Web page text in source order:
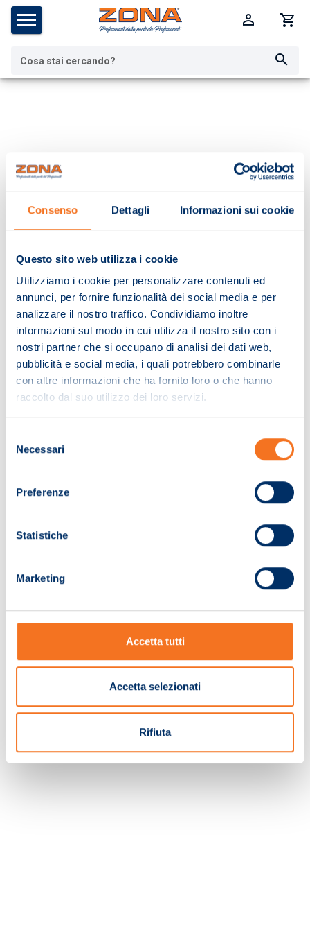
Consenso Dettagli Informazioni sui cookie
Questo sito web utilizza i cookie
Utilizziamo i cookie per personalizzare contenuti ed
annunci, per fornire funzionalità dei social media e per
analizzare il nostro traffico. Condividiamo inoltre
informazioni sul modo in cui utilizza il nostro sito con i
nostri partner che si occupano di analisi dei dati web,
pubblicità e social media, i quali potrebbero combinarle
con altre informazioni che ha fornito loro o che hanno
raccolto dal suo utilizzo dei loro servizi.
delNecessari
Preferenze
Statistiche
Marketing
Accetta tutti
Accetta selezionati
Rifiuta
Cosa stai cercando?
Ti invitiamo a effettuare una nuova ricerca.